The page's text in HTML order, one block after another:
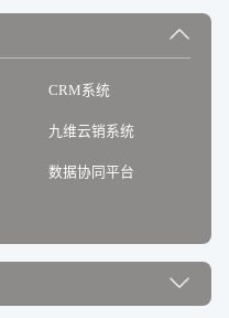
CRM系统
九维云销系统
数据协同平台